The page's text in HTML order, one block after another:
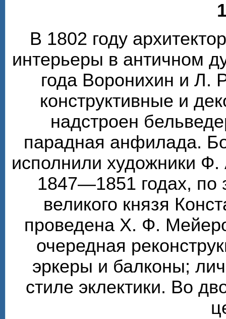
В 1802 году
интерьеры в античном
года Воронихин и Л.
конструктивные и
надстроен
парадная анфилада.
исполнили художники
1847—1851 годах, по
великого князя
проведена Х. Ф.
очередная
эркеры и балконы;
стиле эклектики. Во